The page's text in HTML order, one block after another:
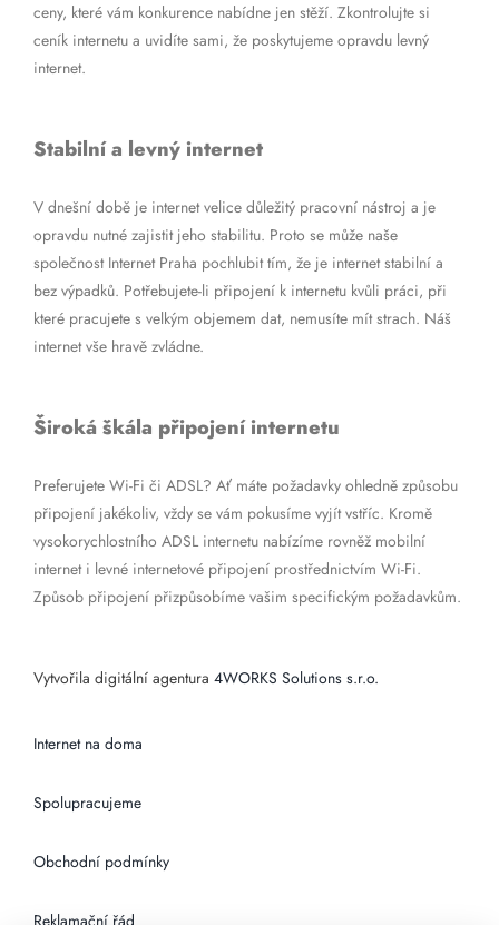
ceny, které vám konkurence nabídne jen stěží. Zkontrolujte si
ceník internetu a uvidíte sami, že poskytujeme opravdu levný
internet.
Stabilní a levný internet
V dnešní době je internet velice důležitý pracovní nástroj a je
opravdu nutné zajistit jeho stabilitu. Proto se může naše
společnost Internet Praha pochlubit tím, že je internet stabilní a
bez výpadků. Potřebujete-li připojení k internetu kvůli práci, při
které pracujete s velkým objemem dat, nemusíte mít strach. Náš
internet vše hravě zvládne.
Široká škála připojení internetu
Preferujete Wi-Fi či ADSL? Ať máte požadavky ohledně způsobu
připojení jakékoliv, vždy se vám pokusíme vyjít vstříc. Kromě
vysokorychlostního ADSL internetu nabízíme rovněž mobilní
internet i levné internetové připojení prostřednictvím Wi-Fi.
Způsob připojení přizpůsobíme vašim specifickým požadavkům.
Vytvořila digitální agentura 4WORKS Solutions s.r.o.
Internet na doma
Spolupracujeme
Obchodní podmínky
Reklamační řád